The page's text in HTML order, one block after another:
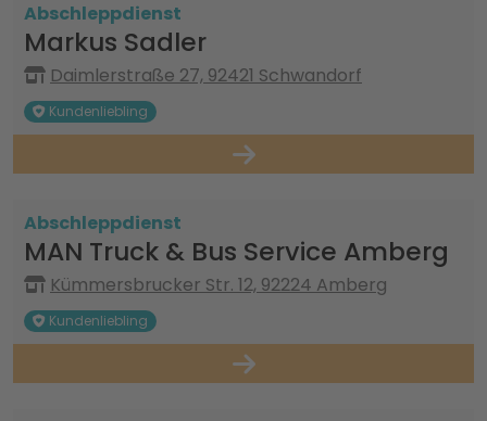
Abschleppdienst
Markus Sadler
Daimlerstraße 27, 92421 Schwandorf
Kundenliebling
Abschleppdienst
MAN Truck & Bus Service Amberg
Kümmersbrucker Str. 12, 92224 Amberg
Kundenliebling